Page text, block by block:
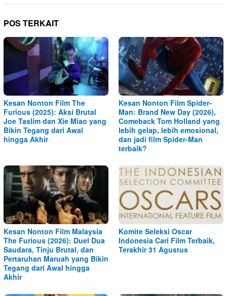
POS TERKAIT
Kesan Nonton Film The
Furious (2025): Aksi Brutal
Joe Taslim dan Xie Miao yang
Bikin Tegang dari Awal
hingga Akhir
Kesan Nonton Film Spider-
Man: Brand New Day (2026),
Comeback Tom Holland yang
lebih gelap, lebih emosional,
dan jadi film Spider-Man
terbaik?
Kesan Nonton Film Malaysia
The Furious (2026): Duel Dua
Saudara, Tinju Brutal, dan
Pertaruhan Maruah yang Bikin
Tegang dari Awal hingga
Akhir
Komite Seleksi Oscar
Indonesia Cari Film Terbaik,
Terakhir 31 Agustus